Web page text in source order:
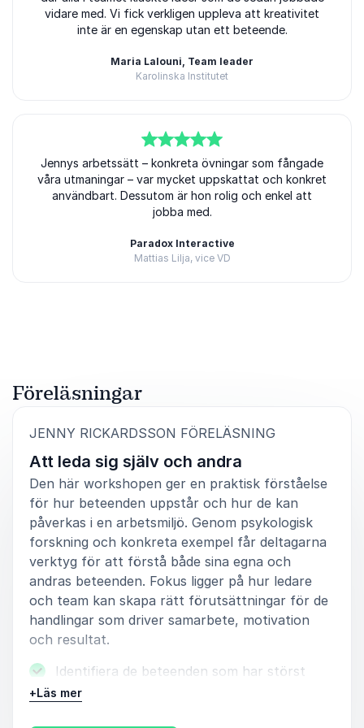
vidare med. Vi fick verkligen uppleva att kreativitet
inte är en egenskap utan ett beteende.
Maria Lalouni, Team leader
Karolinska Institutet
5av5
Jennys arbetssätt – konkreta övningar som fångade
våra utmaningar – var mycket uppskattat och konkret
användbart. Dessutom är hon rolig och enkel att
jobba med.
Paradox Interactive
Mattias Lilja, vice VD
Föreläsningar
JENNY RICKARDSSON FÖRELÄSNING
Att leda sig själv och andra
Den här workshopen ger en praktisk förståelse
för hur beteenden uppstår och hur de kan
påverkas i en arbetsmiljö. Genom psykologisk
forskning och konkreta exempel får deltagarna
verktyg för att förstå både sina egna och
andras beteenden. Fokus ligger på hur ledare
och team kan skapa rätt förutsättningar för de
handlingar som driver samarbete, motivation
och resultat.
Identifiera de beteenden som har störst
betydelse för att nå era gemensamma mål
+Läs mer